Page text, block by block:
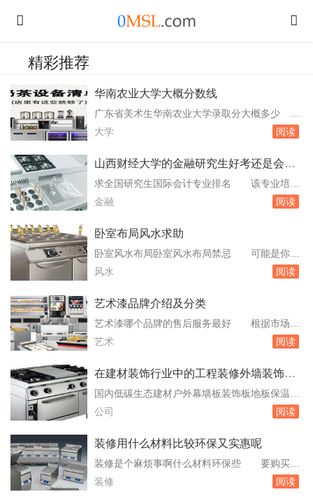
精彩推荐
华南农业大学大概分数线
广东省美术生华南农业大学录取分大概多少
今年的，现在还不知道，参考往年浮动10%上下
一流建设高校、211工程建设高校。学校入选了
建设高校、粤港澳高校联盟、CDIO工程教育联
盟成员。华南农业大学位于广东省广州市。如
大学 阅读
山西财经大学的金融研究生好考还是会计
好考大概分数得多少就业
求全国研究生国际会计专业排名 该专业培养
高质量的会计人才。历届毕业生几乎100%就业
大中型企事业单位、金融机构、国家机关和会计
校会计系始建于1952年。现具有学士、硕士、博
士学位授予权，办学层次齐全。曾率。哪所学
金融 阅读
卧室布局风水求助
卧室风水布局卧室风水布局禁忌 可能是你的
我是风水布局出现了问题。下面介绍15条卧室风
水，可以让空间设计更合理，装修更科学，颜色
境的质量和品味。家居中，卧室布局是重中之
重，下面的这些卧室风水你是否了解呢？本文
风水 阅读
艺术漆品牌介绍及分类
艺术漆哪个品牌的售后服务最好 根据市场上
的评价和反馈，以下是几个在售后服务方面表现
强势品牌，拥有二十多年的经营经验和。种类繁
如设计不合理、进度不透明、施工水平低、过程
无感知、服务缺乏保障等，不断优化服务质。艺
艺术 阅读
在建材装饰行业中的工程装修外墙装饰做
的最好的公司在北京是那个
国内低碳生态建材户外幕墙板装饰板地板保温板
哪个公司在做 园林环艺等内外墙体装饰和户
6商务QQ：346870952易科美德生态建材有限公
生产全程低碳化，产品100%可回收循环利用。
六墙生态无机板从使...
公司 阅读
装修用什么材料比较环保又实惠呢
装修是个麻烦事啊什么材料环保些 要购买环
保材料，在购买时要看合格证上的环保等级标
装修 阅读